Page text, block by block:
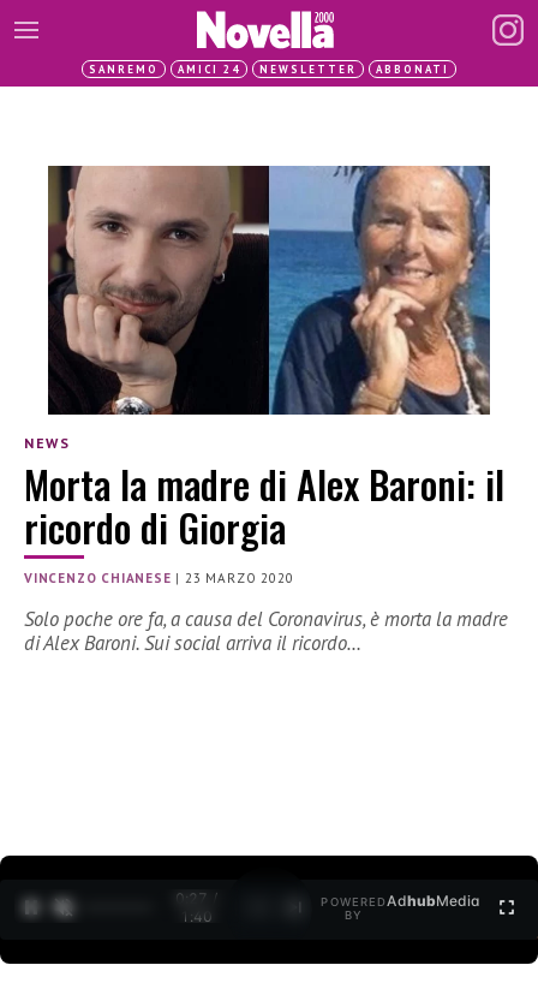
SANREMO AMICI 24 NEWSLETTER ABBONATI
NEWS
Morta la madre di Alex Baroni: il
ricordo di Giorgia
VINCENZO CHIANESE |23 MARZO 2020
Solo poche ore fa, a causa del Coronavirus, è morta la madre
di Alex Baroni. Sui social arriva il ricordo…
0:27 /
1:40
POWERED
BY
AdhubMedia